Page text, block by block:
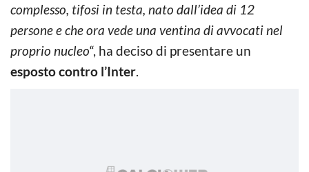
complesso, tifosi in testa, nato dall’idea di 12
persone e che ora vede una ventina di avvocati nel
proprio nucleo“, ha deciso di presentare un
esposto contro l’Inter.